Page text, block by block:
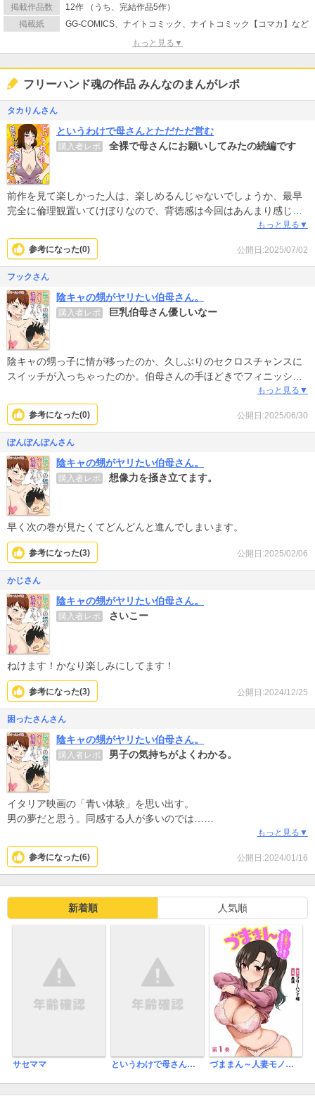
掲載作品数
12作 （うち、完結作品5作）
掲載紙
GG-COMICS、ナイトコミック、ナイトコミック【コマカ】など
もっと見る▼
フリーハンド魂の作品 みんなのまんがレポ
タカりんさん
というわけで母さんとただただ営む
購入者レポ 全裸で母さんにお願いしてみたの続編です
前作を見て楽しかった人は、楽しめるんじゃないでしょうか、最早
完全に倫理観置いてけぼりなので、背徳感は今回はあんまり感じま
もっと見る▼
公開日:2025/07/02
参考になった(0)
フックさん
陰キャの甥がヤリたい伯母さん。
購入者レポ 巨乳伯母さん優しいなー
陰キャの甥っ子に情が移ったのか、久しぶりのセクロスチャンスに
スイッチが入っちゃったのか。伯母さんの手ほどきでフィニッシュ
させてもらう。AVでもよくあるテーマだけどレイプなどよりは半分
癒し系なこういったストーリーはほっこりして良いなぁ。
もっと見る▼
公開日:2025/06/30
参考になった(0)
ぽんぽんぽんさん
陰キャの甥がヤリたい伯母さん。
購入者レポ 想像力を掻き立てます。
早く次の巻が見たくてどんどんと進んでしまいます。
公開日:2025/02/06
参考になった(3)
かじさん
陰キャの甥がヤリたい伯母さん。
購入者レポ さいこー
ねけます！かなり楽しみにしてます！
公開日:2024/12/25
参考になった(3)
困ったさんさん
陰キャの甥がヤリたい伯母さん。
購入者レポ 男子の気持ちがよくわかる。
イタリア映画の「青い体験」を思い出す。
男の夢だと思う。同感する人が多いのでは…
もっと見る▼
公開日:2024/01/16
参考になった(6)
新着順 人気順
サセママ というわけで母さんとただただ営む【コマカ】 づままん～人妻モノ限定の漫画家になった僕～【コミックス版】